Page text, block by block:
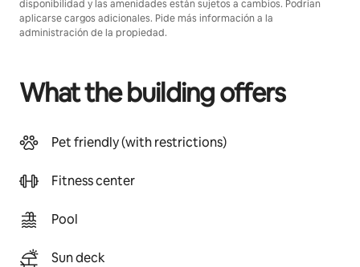
disponibilidad y las amenidades están sujetos a cambios. Podrían
aplicarse cargos adicionales. Pide más información a la
administración de la propiedad.
What the building offers
Pet friendly (with restrictions)
Fitness center
Pool
Sun deck